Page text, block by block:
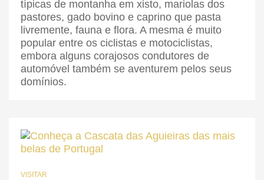
típicas de montanha em xisto, mariolas dos
pastores, gado bovino e caprino que pasta
livremente, fauna e flora. A mesma é muito
popular entre os ciclistas e motociclistas,
embora alguns corajosos condutores de
automóvel também se aventurem pelos seus
domínios.
VISITAR